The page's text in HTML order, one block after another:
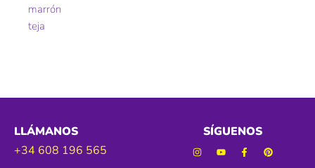
marrón
teja
LLÁMANOS
+34 608 196 565
SÍGUENOS